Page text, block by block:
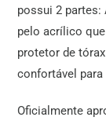
possui 2 partes:
pelo acrílico
protetor de
confortável
Oficialmente